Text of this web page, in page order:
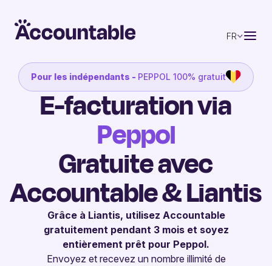
FR
Pour les indépendants - PEPPOL 100% gratuit
E-facturation via
Peppol
Gratuite avec
Accountable & Liantis
Grâce à Liantis, utilisez Accountable
gratuitement pendant 3 mois et soyez
entièrement prêt pour Peppol.
Envoyez et recevez un nombre illimité de